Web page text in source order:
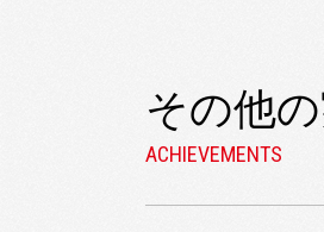
その他